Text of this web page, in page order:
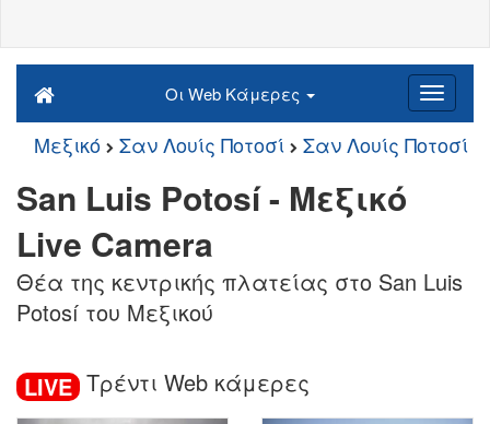
Οι Web Κάμερες
Μεξικό Σαν Λουίς Ποτοσί Σαν Λουίς Ποτοσί
San Luis Potosí - Μεξικό
Live Camera
Θέα της κεντρικής πλατείας στο San Luis
Potosí του Μεξικού
LIVE Τρέντι Web κάμερες